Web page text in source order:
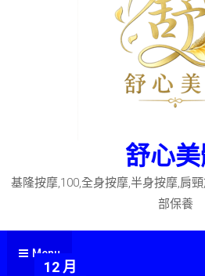
舒心
基隆按摩,100,全身按摩,半身按摩,肩
部保養
Menu
12 月